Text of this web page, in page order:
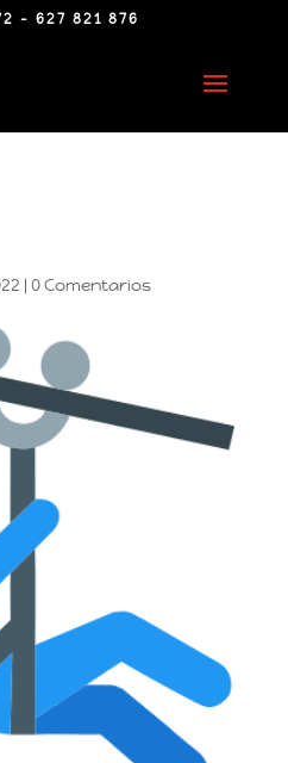
- 627 821 876
| 0 Comentarios